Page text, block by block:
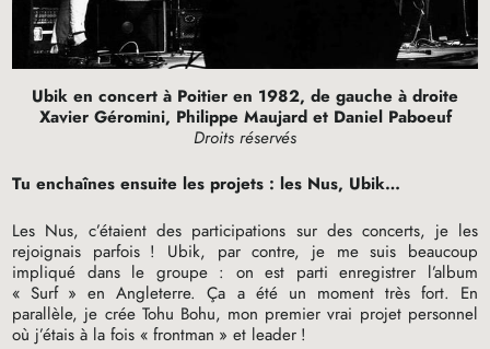
Ubik en concert à Poitier en 1982, de gauche à droite
Xavier Géromini, Philippe Maujard et Daniel Paboeuf
Droits réservés
Tu enchaînes ensuite les projets : les Nus, Ubik…
Les Nus, c’étaient des participations sur des concerts, je les
rejoignais parfois ! Ubik, par contre, je me suis beaucoup
impliqué dans le groupe : on est parti enregistrer l’album
« Surf » en Angleterre. Ça a été un moment très fort. En
parallèle, je crée Tohu Bohu, mon premier vrai projet personnel
où j’étais à la fois « frontman » et leader !